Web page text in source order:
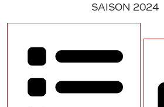
SAISON 2024